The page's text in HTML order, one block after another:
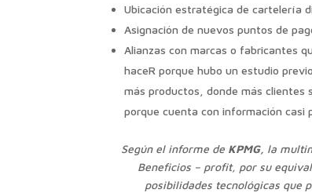
Ubicación estratégica de cartelería
Asignación de nuevos puntos de
Alianzas con marcas o fabricantes
haceR porque hubo un estudio
más productos, donde más clientes
porque cuenta con información casi
Según el informe de KPMG, la
Beneficios – profit, por su
posibilidades tecnológicas que